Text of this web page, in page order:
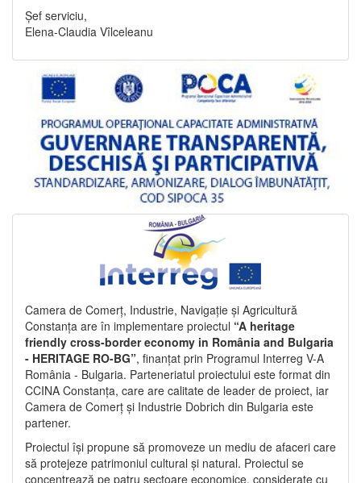
Șef serviciu,
Elena-Claudia Vîlceleanu
Camera de Comerț, Industrie, Navigație și Agricultură
Constanța are în implementare proiectul “A heritage
friendly cross-border economy in România and Bulgaria
- HERITAGE RO-BG”, finanțat prin Programul Interreg V-A
România - Bulgaria. Parteneriatul proiectului este format din
CCINA Constanța, care are calitate de leader de proiect, iar
Camera de Comerț și Industrie Dobrich din Bulgaria este
partener.
Proiectul își propune să promoveze un mediu de afaceri care
să protejeze patrimoniul cultural și natural. Proiectul se
concentrează pe patru sectoare economice, considerate cu